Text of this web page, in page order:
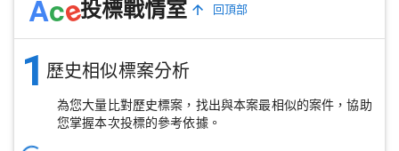
Ace投標戰情室 回頂部
1 歷史相似標案分析
為您大量比對歷史標案，找出與本案最相似的案件，協助
您掌握本次投標的參考依據。